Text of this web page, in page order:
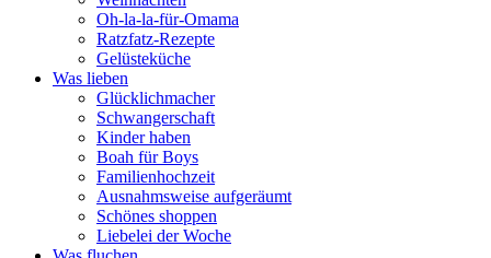
Oh-la-la-für-Omama
Ratzfatz-Rezepte
Gelüsteküche
Was lieben
Glücklichmacher
Schwangerschaft
Kinder haben
Boah für Boys
Familienhochzeit
Ausnahmsweise aufgeräumt
Schönes shoppen
Liebelei der Woche